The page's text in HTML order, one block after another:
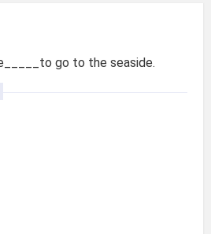
go to the seaside.